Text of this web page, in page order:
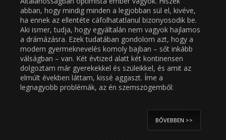
abban, hogy mindig minden a legjobban sül el, kivéve,
ha ennek az ellentéte cáfolhatatlanul bizonyosodik be.
Aki ismer, tudja, hogy egyáltalán nem vagyok hajlamos
a drámázásra. Ezek tudatában gondolom azt, hogy a
modern gyermeknevelés komoly bajban – sőt inkább
válságban – van. Két évtized alatt két kontinensen
dolgoztam már gyerekekkel és szüleikkel, és amit az
elmúlt években láttam, kissé aggaszt. Íme a
legnagyobb problémák, az én szemszögemből:
BŐVEBBEN >>